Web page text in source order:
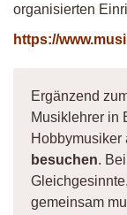
organisierten
https://
Ergänzend
Musiklehrer in
Hobbymusiker
besuchen.
gemeinsam